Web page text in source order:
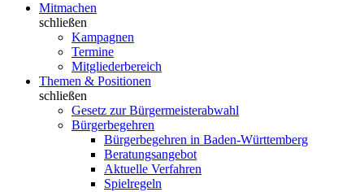
Mitmachen
schließen
Kampagnen
Termine
Mitgliederbereich
Themen & Positionen
schließen
Gesetz zur Bürgermeisterabwahl
Bürgerbegehren
Bürgerbegehren in Baden-Württemberg
Beratungsangebot
Aktuelle Verfahren
Spielregeln